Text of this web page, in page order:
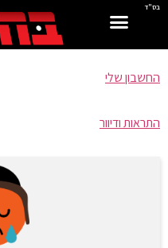
בס"ד
החשבון שלי
התראות ודיוור